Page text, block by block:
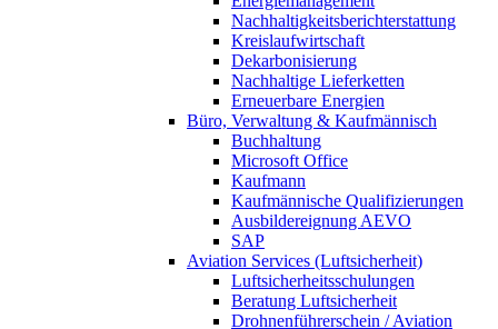
Nachhaltigkeitsberichterstattung
Kreislaufwirtschaft
Dekarbonisierung
Nachhaltige Lieferketten
Erneuerbare Energien
Büro, Verwaltung & Kaufmännisch
Buchhaltung
Microsoft Office
Kaufmann
Kaufmännische Qualifizierungen
Ausbildereignung AEVO
SAP
Aviation Services (Luftsicherheit)
Luftsicherheitsschulungen
Beratung Luftsicherheit
Drohnenführerschein / Aviation